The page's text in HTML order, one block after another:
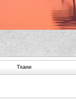
Ткани